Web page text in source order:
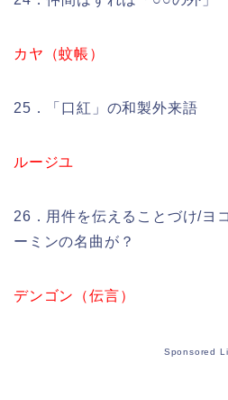
カヤ（蚊帳）
25．「口紅」の和製外来語
ルージユ
26．用件を伝えることづけ/ヨ
ーミンの名曲が？
デンゴン（伝言）
Sponsored